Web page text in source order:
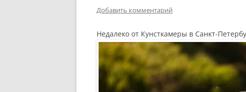
Добавить комментарий
Недалеко от Кунсткамеры в Санкт-